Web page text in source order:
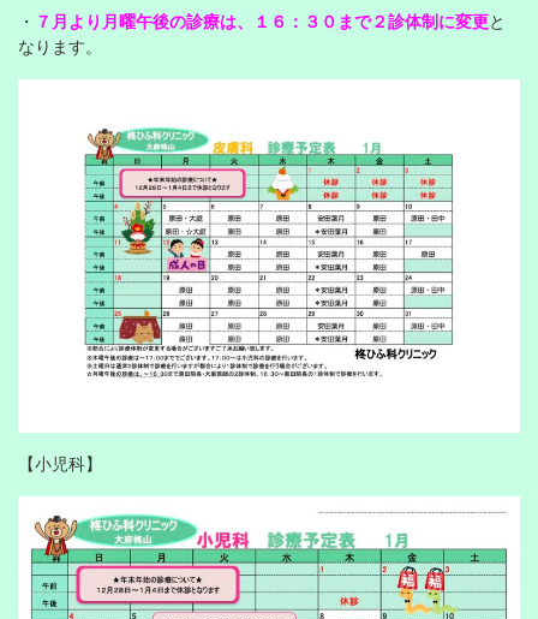
・ ７月より月曜午後の診療は、１６：３０まで２診体制に変更と
なります。
【小児科】